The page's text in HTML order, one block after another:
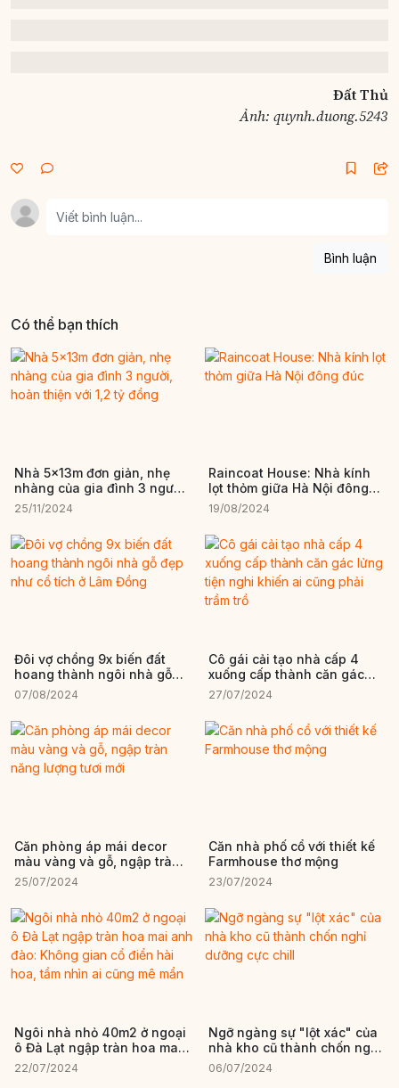
Đất Thủ
Ảnh: quynh.duong.5243
Bình luận
Có thể bạn thích
Nhà 5x13m đơn giản, nhẹ
nhàng của gia đình 3 người,
hoàn thiện với 1,2 tỷ đồng
25/11/2024
Raincoat House: Nhà kính
lọt thỏm giữa Hà Nội đông
đúc
19/08/2024
Đôi vợ chồng 9x biến đất
hoang thành ngôi nhà gỗ
đẹp như cổ tích ở Lâm Đồng
07/08/2024
Cô gái cải tạo nhà cấp 4
xuống cấp thành căn gác
lửng tiện nghi khiến ai cũng
phải trầm trồ
27/07/2024
Căn phòng áp mái decor
màu vàng và gỗ, ngập tràn
năng lượng tươi mới
25/07/2024
Căn nhà phố cổ với thiết kế
Farmhouse thơ mộng
23/07/2024
Ngôi nhà nhỏ 40m2 ở ngoại
ô Đà Lạt ngập tràn hoa mai
anh đào: Không gian cổ
điển hài hoa, tầm nhìn ai
22/07/2024
Ngỡ ngàng sự "lột xác" của
nhà kho cũ thành chốn nghỉ
dưỡng cực chill
06/07/2024